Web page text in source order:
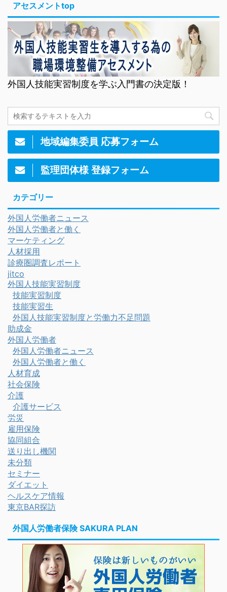
アセスメントtop
外国人技能実習制度を学ぶ入門書の決定版！
地域編集委員 応募フォーム
監理団体様 登録フォーム
カテゴリー
外国人労働者ニュース
外国人労働者と働く
マーケティング
人材採用
診療圏調査レポート
jitco
外国人技能実習制度
技能実習制度
技能実習生
外国人技能実習制度と労働力不足問題
助成金
外国人労働者
外国人労働者ニュース
外国人労働者と働く
人材育成
社会保険
介護
介護サービス
労災
雇用保険
協同組合
送り出し機関
未分類
セミナー
ダイエット
ヘルスケア情報
東京BAR探訪
外国人労働者保険 SAKURA PLAN